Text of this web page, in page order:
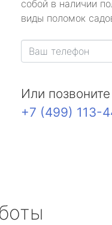
собой в наличии
виды поломок
Или
+7 (499) 113-